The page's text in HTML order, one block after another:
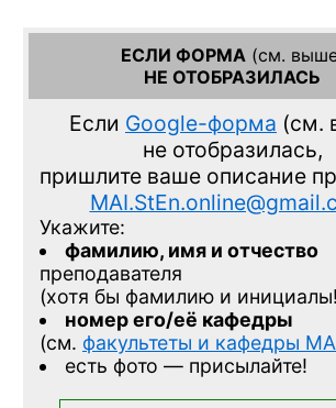
ЕСЛИ ФОРМА(см.
НЕ ОТОБРАЗИЛАСЬ
Если Google-форма (см.
не отобразилась,
пришлите ваше описание
Укажите:
фамилию, имя и отчество
преподавателя
(хотя бы фамилию и
номер его/её кафедры
(см. факультеты и кафедры
есть фото — присылайте!